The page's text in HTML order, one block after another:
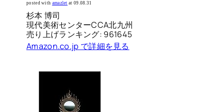
posted with amazlet at 09.08.31
杉本 博司
現代美術センターCCA北九州
売り上げランキング: 961645
Amazon.co.jp で詳細を見る